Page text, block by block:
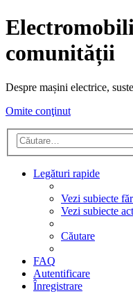
comunității
Despre mașini electrice,
Omite conţinut
Legături rapide
Vezi subiecte
Vezi subiecte
Căutare
FAQ
Autentificare
Înregistrare